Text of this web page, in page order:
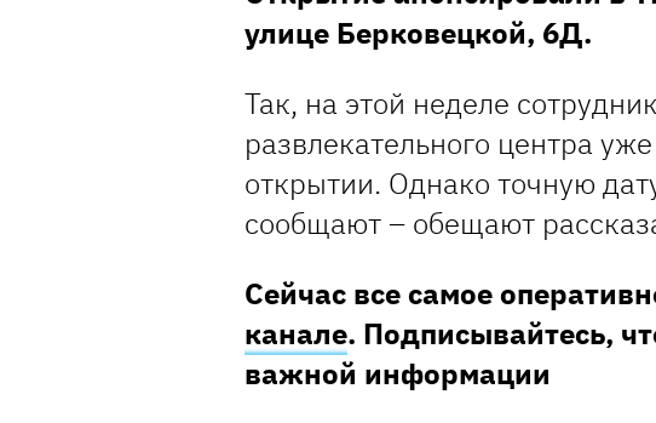
улице Берковецкой, 6Д.
Так, на этой неделе
развлекательного центра
открытии. Однако точную
сообщают – обещают
Сейчас все самое
канале. Подписывайтесь,
важной информации